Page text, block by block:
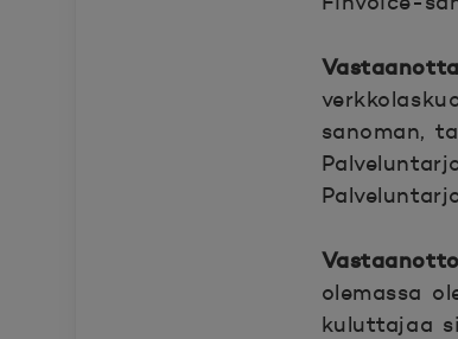
sanoman,
olemassa
kuluttajaa